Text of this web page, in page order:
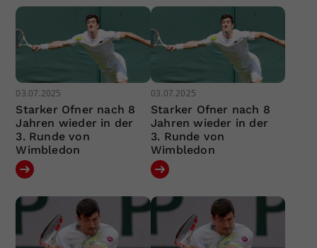
03.07.2025
Starker Ofner nach 8
Jahren wieder in der
3. Runde von
Wimbledon
03.07.2025
Starker Ofner nach 8
Jahren wieder in der
3. Runde von
Wimbledon